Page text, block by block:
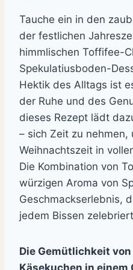
Tauche ein in den
der festlichen
himmlischen Toffifee-
Spekulatiusboden-
Hektik des Alltags ist
der Ruhe und des
dieses Rezept lädt
– sich Zeit zu
Weihnachtszeit in
Die Kombination von
würzigen Aroma von
Geschmackserlebnis,
jedem Bissen
Die Gemütlichkeit
Käsekuchen in einem